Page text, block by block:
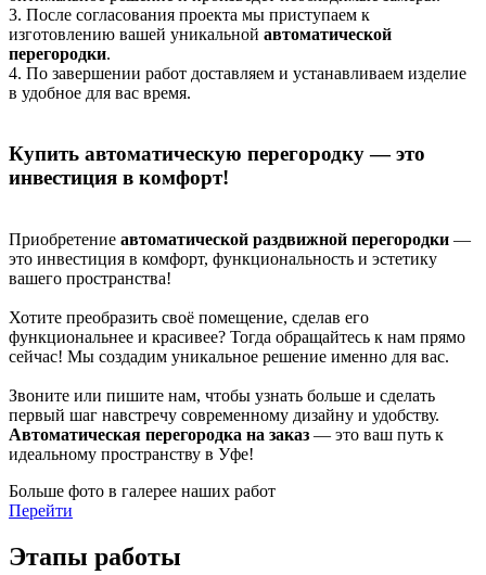
3. После согласования проекта мы приступаем к
изготовлению вашей уникальной автоматической
перегородки.
4. По завершении работ доставляем и устанавливаем изделие
в удобное для вас время.
Купить автоматическую перегородку — это
инвестиция в комфорт!
Приобретение автоматической раздвижной перегородки —
это инвестиция в комфорт, функциональность и эстетику
вашего пространства!
Хотите преобразить своё помещение, сделав его
функциональнее и красивее? Тогда обращайтесь к нам прямо
сейчас! Мы создадим уникальное решение именно для вас.
Звоните или пишите нам, чтобы узнать больше и сделать
первый шаг навстречу современному дизайну и удобству.
Автоматическая перегородка на заказ — это ваш путь к
идеальному пространству в Уфе!
Больше фото в галерее наших работ
Перейти
Этапы работы